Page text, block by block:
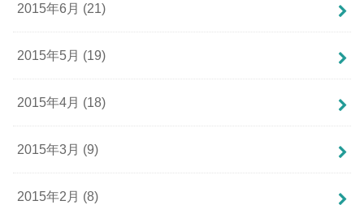
2015年6月 (21)
2015年5月 (19)
2015年4月 (18)
2015年3月 (9)
2015年2月 (8)